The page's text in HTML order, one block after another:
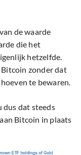
de waarde
die het
hetzelfde.
zonder dat
te bewaren.
dat steeds
Bitcoin in plaats